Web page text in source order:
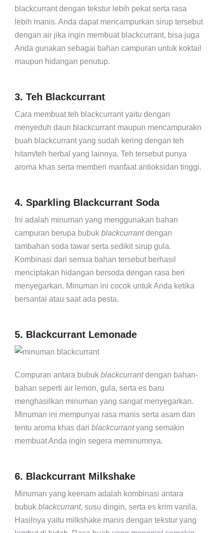
blackcurrant dengan tekstur lebih pekat serta rasa
lebih manis. Anda dapat mencampurkan sirup tersebut
dengan air jika ingin membuat blackcurrant, bisa juga
Anda gunakan sebagai bahan campuran untuk koktail
maupun hidangan penutup.
3. Teh Blackcurrant
Cara membuat teh blackcurrant yaitu dengan
menyeduh daun blackcurrant maupun mencampurakn
buah blackcurrant yang sudah kering dengan teh
hitam/teh herbal yang lainnya. Teh tersebut punya
aroma khas serta memberi manfaat antioksidan tinggi.
4. Sparkling Blackcurrant Soda
Ini adalah minuman yang menggunakan bahan
campuran berupa bubuk blackcurrantdengan
tambahan soda tawar serta sedikit sirup gula.
Kombinasi dari semua bahan tersebut berhasil
menciptakan hidangan bersoda dengan rasa beri
menyegarkan. Minuman ini cocok untuk Anda ketika
bersantai atau saat ada pesta.
5. Blackcurrant Lemonade
Compuran antara bubuk blackcurrantdengan bahan-
bahan seperti air lemon, gula, serta es baru
menghasilkan minuman yang sangat menyegarkan.
Minuman ini mempunyai rasa manis serta asam dan
tentu aroma khas dari blackcurrantyang semakin
membuat Anda ingin segera meminumnya.
6. Blackcurrant Milkshake
Minuman yang keenam adalah kombinasi antara
bubuk blackcurrant, susu dingin, serta es krim vanila.
Hasilnya yaitu milkshake manis dengan tekstur yang